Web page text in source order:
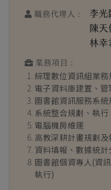
職務代理人 :
李光
陳天
林幸
業務項目 :
綜理數位資訊組業
電子資料庫建置、管
圖書館資訊服務系
系統整合規劃、執行
電腦機房維運
高教深耕計畫規劃及
資料填報、數據統計
圖書館個資專人(資
執行)